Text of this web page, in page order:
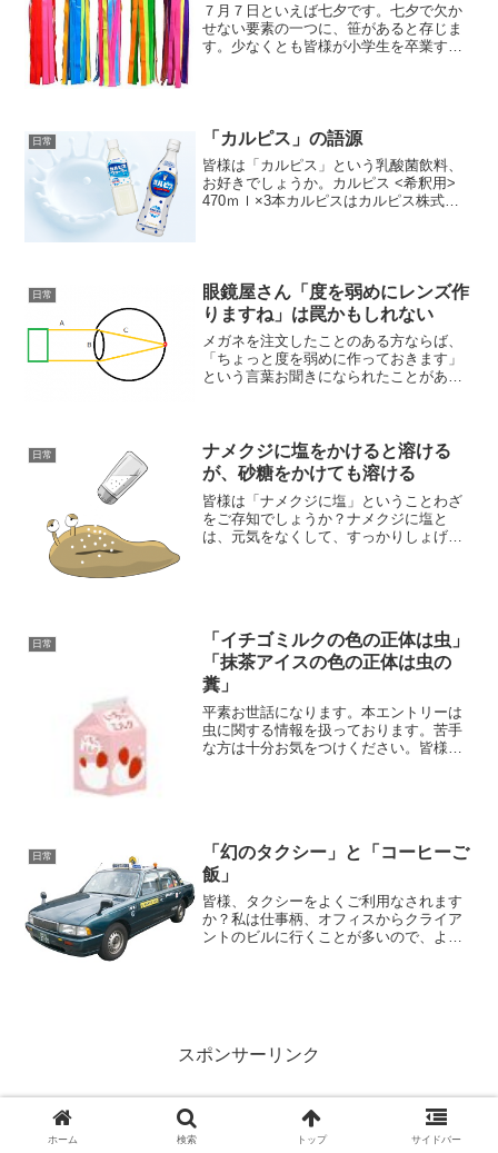
７月７日といえば七夕です。七夕で欠か
せない要素の一つに、笹があると存じま
す。少なくとも皆様が小学生を卒業する
日常 「カルピス」の語源
皆様は「カルピス」という乳酸菌飲料、
お好きでしょうか。カルピス <希釈用>
470ｍｌ×3本カルピスはカルピス株式会
日常
眼鏡屋さん「度を弱めにレンズ作
りますね」は罠かもしれない
メガネを注文したことのある方ならば、
「ちょっと度を弱めに作っておきます」
という言葉お聞きになられたことがある
は少なくないのではないで...
日常
ナメクジに塩をかけると溶ける
が、砂糖をかけても溶ける
皆様は「ナメクジに塩」ということわざ
をご存知でしょうか？ナメクジに塩と
は、元気をなくして、すっかりしょげて
日常
「イチゴミルクの色の正体は虫」
「抹茶アイスの色の正体は虫の
糞」
平素お世話になります。本エントリーは
虫に関する情報を扱っております。苦手
な方は十分お気をつけください。皆様、
日常
「幻のタクシー」と「コーヒーご
飯」
皆様、タクシーをよくご利用なされます
か？私は仕事柄、オフィスからクライア
ントのビルに行くことが多いので、よく
スポンサーリンク
ホーム 検索 トップ サイドバー